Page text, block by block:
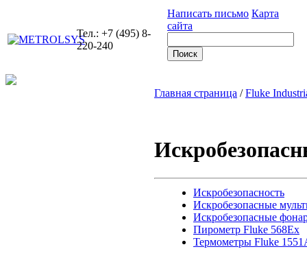
Тел.: +7 (495) 8-
220-240
Написать письмо Карта
сайта
Главная страница /Fluke
Искробезопасность
Искробезопасные
Искробезопасные
Пирометр Fluke 568Ex
Термометры Fluke